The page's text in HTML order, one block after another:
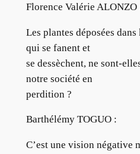
Florence Valérie ALONZO
Les plantes déposées
qui se fanent et
se dessèchent, ne sont-
notre société en
perdition ?
Barthélémy TOGUO :
C’est une vision négative